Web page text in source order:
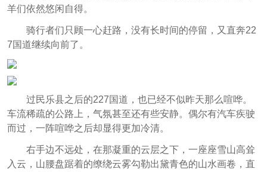
羊们依然悠闲自得。
骑行者们只顾一心赶路，没有长时间的停留，又直奔22
7国道继续向前了。
过民乐县之后的227国道，也已经不似昨天那么喧哗。
车流稀疏的公路上，气氛甚至还有些安静。偶尔有汽车疾驶
而过，一阵喧哗之后却显得更加冷清。
右手边不远处，在那凝重的云层之下，一座座雪山高耸
入云，山腰盘踞着的缭绕云雾勾勒出黛青色的山水画卷，直